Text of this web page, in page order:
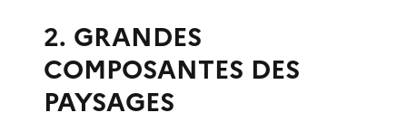
2. GRANDES
COMPOSANTES DES
PAYSAGES